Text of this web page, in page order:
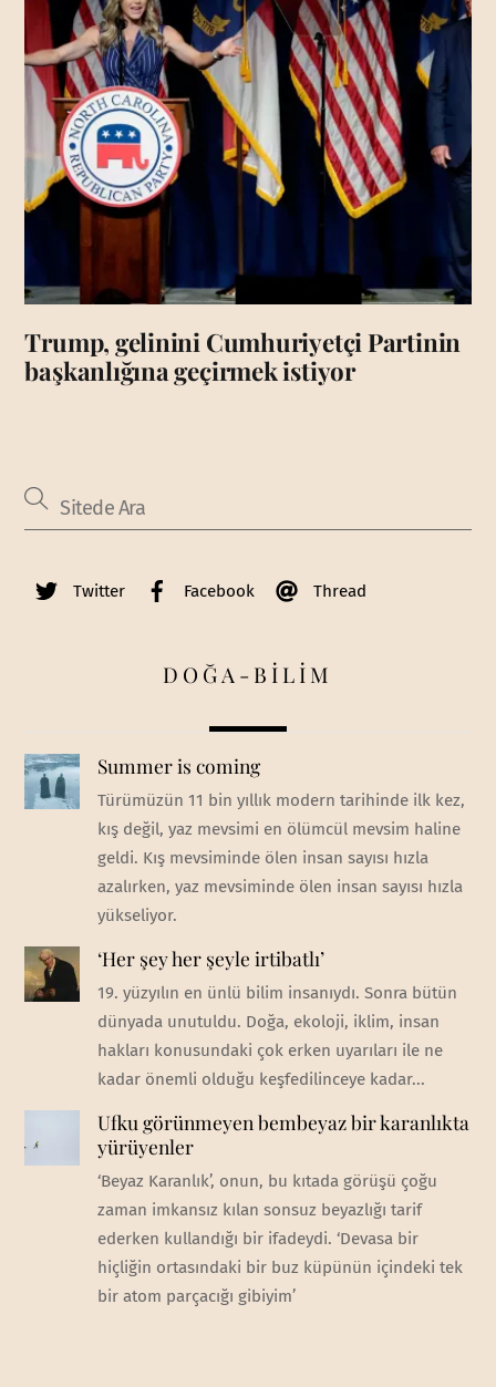
Trump, gelinini Cumhuriyetçi Partinin
başkanlığına geçirmek istiyor
Twitter Facebook Thread
DOĞA-BİLİM
Summer is coming
Türümüzün 11 bin yıllık modern tarihinde ilk kez,
kış değil, yaz mevsimi en ölümcül mevsim haline
geldi. Kış mevsiminde ölen insan sayısı hızla
azalırken, yaz mevsiminde ölen insan sayısı hızla
yükseliyor.
‘Her şey her şeyle irtibatlı’
19. yüzyılın en ünlü bilim insanıydı. Sonra bütün
dünyada unutuldu. Doğa, ekoloji, iklim, insan
hakları konusundaki çok erken uyarıları ile ne
kadar önemli olduğu keşfedilinceye kadar...
Ufku görünmeyen bembeyaz bir karanlıkta
yürüyenler
‘Beyaz Karanlık’, onun, bu kıtada görüşü çoğu
zaman imkansız kılan sonsuz beyazlığı tarif
ederken kullandığı bir ifadeydi. ‘Devasa bir
hiçliğin ortasındaki bir buz küpünün içindeki tek
bir atom parçacığı gibiyim’